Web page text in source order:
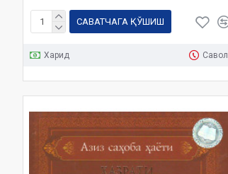
САВАТЧАГА ҚЎШИШ
Харид Савол